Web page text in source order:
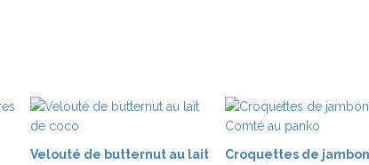
Velouté de butternut au lait
Croquettes de